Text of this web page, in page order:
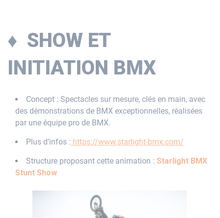
♦ SHOW ET
INITIATION BMX
Concept : Spectacles sur mesure, clés en main, avec
des démonstrations de BMX exceptionnelles, réalisées
par une équipe pro de BMX.
Plus d’infos : https://www.starlight-bmx.com/
Structure proposant cette animation : Starlight BMX
Stunt Show